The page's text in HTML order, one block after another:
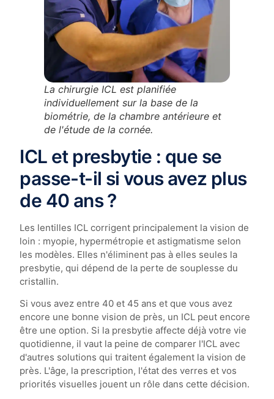
La chirurgie ICL est planifiée
individuellement sur la base de la
biométrie, de la chambre antérieure et
de l'étude de la cornée.
ICL et presbytie : que se
passe-t-il si vous avez plus
de 40 ans ?
Les lentilles ICL corrigent principalement la vision de
loin : myopie, hypermétropie et astigmatisme selon
les modèles. Elles n'éliminent pas à elles seules la
presbytie, qui dépend de la perte de souplesse du
cristallin.
Si vous avez entre 40 et 45 ans et que vous avez
encore une bonne vision de près, un ICL peut encore
être une option. Si la presbytie affecte déjà votre vie
quotidienne, il vaut la peine de comparer l'ICL avec
d'autres solutions qui traitent également la vision de
près. L'âge, la prescription, l'état des verres et vos
priorités visuelles jouent un rôle dans cette décision.